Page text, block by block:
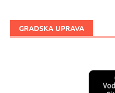
GRADSKA UPRAVA